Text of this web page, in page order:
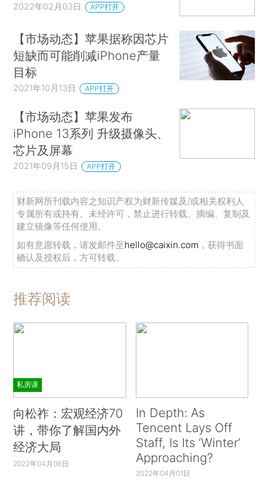
2022年02月03日 APP打开
【市场动态】苹果据称因芯片
短缺而可能削减iPhone产量
目标
2021年10月13日 APP打开
【市场动态】苹果发布
iPhone 13系列 升级摄像头、
芯片及屏幕
2021年09月15日 APP打开
财新网所刊载内容之知识产权为财新传媒及/或相关权利人
专属所有或持有。未经许可，禁止进行转载、摘编、复制及
建立镜像等任何使用。
如有意愿转载，请发邮件至hello@caixin.com ，获得书面
确认及授权后，方可转载。
推荐阅读
私房课
向松祚：宏观经济70
讲，带你了解国内外
经济大局
2022年04月06日
In Depth: As
Tencent Lays Off
Staff, Is Its ‘Winter’
Approaching?
2022年04月01日